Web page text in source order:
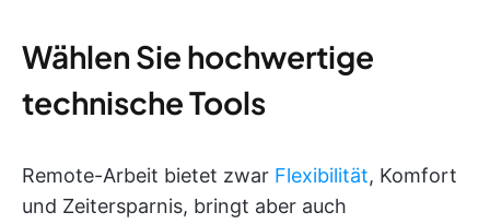
Wählen Sie hochwertige
technische Tools
Remote-Arbeit bietet zwar Flexibilität, Komfort
und Zeitersparnis, bringt aber auch